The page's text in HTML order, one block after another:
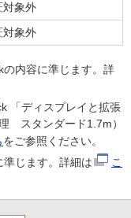
対象外
対象外
内容に準じます。詳
「ディスプレイと拡張
スタンダード1.7m）
をご参照ください。
じます。詳細は
こ